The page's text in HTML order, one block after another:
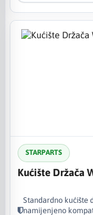
STARPARTS
Kućište Držača
Standardno kućište
namijenjeno